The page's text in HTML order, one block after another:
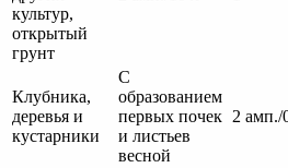
культур,
открытый
грунт
Клубника,
деревья и
кустарники
С
образованием
первых почек
и листьев
весной
2 амп./